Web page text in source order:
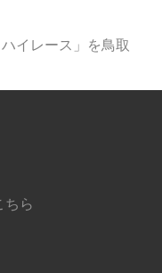
イレース」を鳥取
ちら